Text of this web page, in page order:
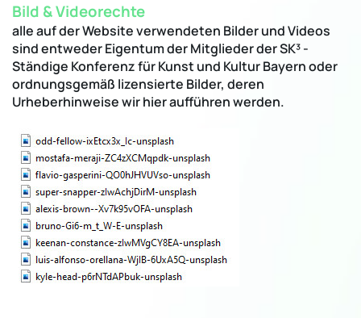
Bild & Videorechte
alle auf der Website verwendeten Bilder und Videos
sind entweder Eigentum der Mitglieder der SK³ -
Ständige Konferenz für Kunst und Kultur Bayern oder
ordnungsgemäß lizensierte Bilder, deren
Urheberhinweise wir hier aufführen werden.